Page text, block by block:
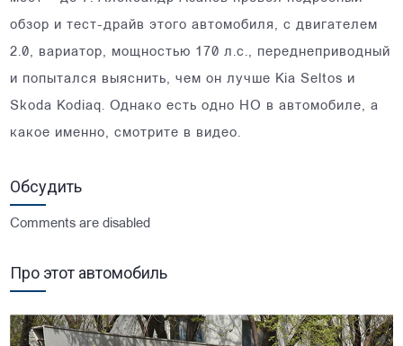
обзор и тест-драйв этого автомобиля, с двигателем
2.0, вариатор, мощностью 170 л.с., переднеприводный
и попытался выяснить, чем он лучше Kia Seltos и
Skoda Kodiaq. Однако есть одно НО в автомобиле, а
какое именно, смотрите в видео.
Обсудить
Comments are disabled
Про этот автомобиль